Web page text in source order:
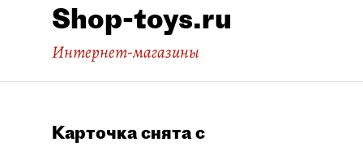
Shop-toys.ru
Интернет-магазины
Карточка снята с